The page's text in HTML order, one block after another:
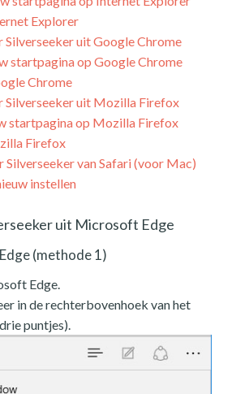
Explorer
Silverseeker uit Google Chrome
startpagina op Google Chrome
Chrome
Silverseeker uit Mozilla Firefox
startpagina op Mozilla Firefox
Firefox
Silverseeker van Safari (voor Mac)
instellen
uit Microsoft Edge
(methode 1)
Edge.
in de rechterbovenhoek van het
puntjes).